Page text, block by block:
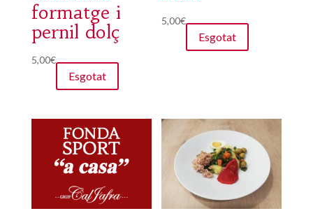
formatge i
pernil dolç
5,00€
Esgotat
5,00€
Esgotat